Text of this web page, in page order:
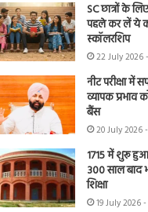
SC छात्रों के
पहले कर लें ये
स्कॉलरशिप
22 July 2026
नीट परीक्षा में
व्यापक प्रभाव
बैंस
20 July 2026
1715 में शुरू
300 साल बाद
शिक्षा
19 July 2026